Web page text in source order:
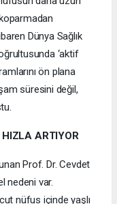
Dünya Sağlık
‘aktif
ön plana
süresini değil,
HIZLA ARTIYOR
Prof. Dr. Cevdet
nedeni var.
nüfus içinde yaşlı